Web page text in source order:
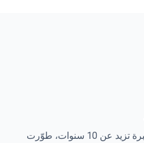
محررة طبية معتمدة لديها خبرة تزيد عن 10 سنوات، طوّرت